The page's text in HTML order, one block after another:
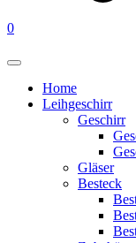
0
Home
Leihgeschirr
Geschirr
Gläser
Besteck